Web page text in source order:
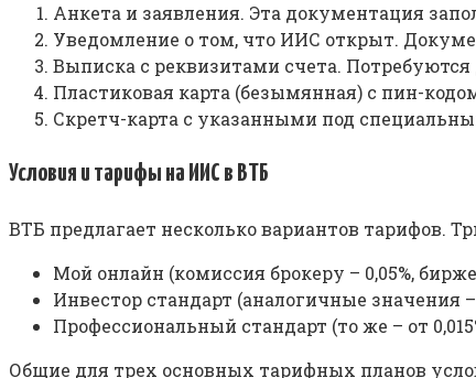
Анкета и заявления. Эта документация
Уведомление о том, что ИИС открыт.
Выписка с реквизитами счета.
Пластиковая карта (безымянная) с пин-
Скретч-карта с указанными под
Условия и тарифы на ИИС в ВТБ
ВТБ предлагает несколько вариантов тарифов.
Мой онлайн (комиссия брокеру – 0,05%,
Инвестор стандарт (аналогичные значения –
Профессиональный стандарт (то же – от
Общие для трех основных тарифных планов